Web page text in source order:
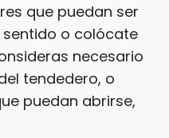
que puedan ser
o colócate
necesario
tendedero, o
puedan abrirse,